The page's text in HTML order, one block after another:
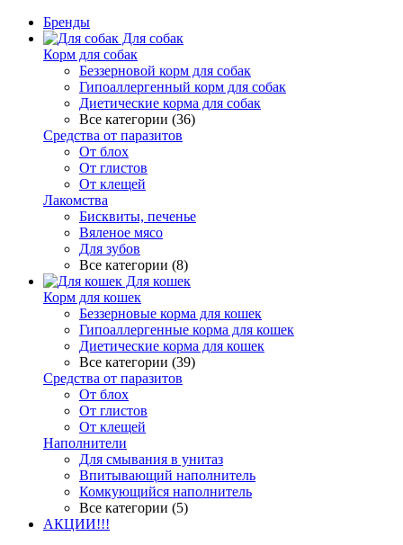
Бренды
Для собак
Корм для собак
Беззерновой корм для собак
Гипоаллергенный корм для собак
Диетические корма для собак
Все категории (36)
Средства от паразитов
От блох
От глистов
От клещей
Лакомства
Бисквиты, печенье
Вяленое мясо
Для зубов
Все категории (8)
Для кошек
Корм для кошек
Беззерновые корма для кошек
Гипоаллергенные корма для кошек
Диетические корма для кошек
Все категории (39)
Средства от паразитов
От блох
От глистов
От клещей
Наполнители
Для смывания в унитаз
Впитывающий наполнитель
Комкующийся наполнитель
Все категории (5)
АКЦИИ!!!